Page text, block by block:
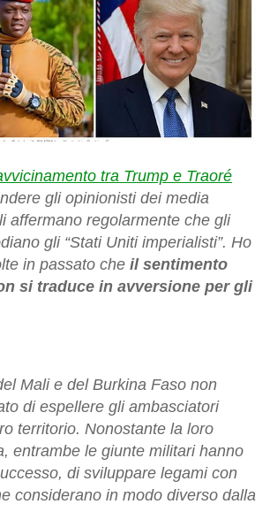
tra Trump e Traoré
gli opinionisti dei media
affermano regolarmente che gli
gli “Stati Uniti imperialisti”. Ho
in passato che il sentimento
si traduce in avversione per gli
Mali e del Burkina Faso non
di espellere gli ambasciatori
territorio. Nonostante la loro
entrambe le giunte militari hanno
di sviluppare legami con
considerano in modo diverso dalla